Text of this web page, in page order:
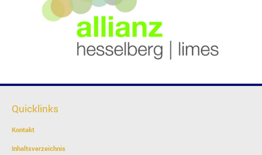
Quicklinks
Kontakt
Inhaltsverzeichnis